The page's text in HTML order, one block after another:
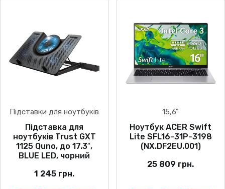
Підставки для ноутбуків
Підставка для
ноутбуків Trust GXT
1125 Quno, до 17.3″,
BLUE LED, чорний
1 245 грн.
15,6"
Ноутбук ACER Swift
Lite SFL16-31P-3198
(NX.DF2EU.001)
25 809 грн.